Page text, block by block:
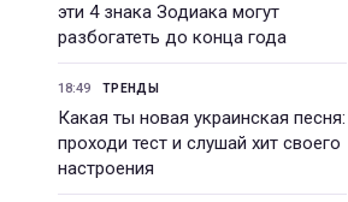
эти 4 знака Зодиака могут
разбогатеть до конца года
18:49 ТРЕНДЫ
Какая ты новая украинская песня:
проходи тест и слушай хит своего
настроения